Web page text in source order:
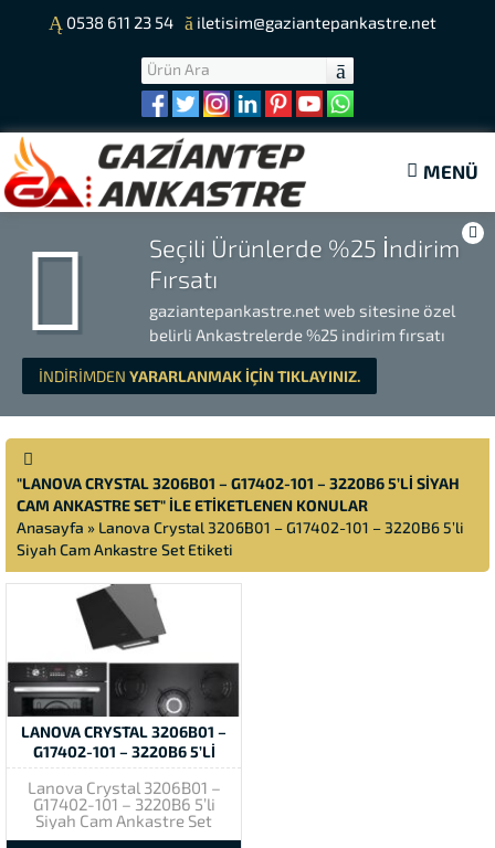
0538 611 23 54 iletisim@gaziantepankastre.net
MENÜ
Seçili Ürünlerde %25 İndirim
Fırsatı
gaziantepankastre.net web sitesine özel
belirli Ankastrelerde %25 indirim fırsatı
İNDİRİMDEN YARARLANMAK İÇİN TIKLAYINIZ.
"LANOVA CRYSTAL 3206B01 – G17402-101 – 3220B6 5’LI SIYAH
CAM ANKASTRE SET" ILE ETIKETLENEN KONULAR
Anasayfa » Lanova Crystal 3206B01 – G17402-101 – 3220B6 5’li
Siyah Cam Ankastre Set Etiketi
LANOVA CRYSTAL 3206B01 –
G17402-101 – 3220B6 5’LI
SIYAH CAM ANKASTRE SET
Lanova Crystal 3206B01 –
G17402-101 – 3220B6 5’li
Siyah Cam Ankastre Set
Lanova Black 3206B01 Siyah